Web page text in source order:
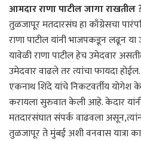
आमदार राणा पाटील जागा राखतील
तुळजापूर मतदारसंघ हा काँग्रेसचा
राणा पाटील यांनी भाजपकडून लढून या
यावेळी राणा पाटील हेच उमेदवार
उमेदवार वाढले तर त्यांचा फायदा
एकनाथ शिंदे यांचे निकटवर्तीय योगेश
करायला सुरुवात केली आहे. केदार
मतदारसंघात संपर्क वाढवला
तुळजापूर ते मुंबई अशी वनवास यात्रा